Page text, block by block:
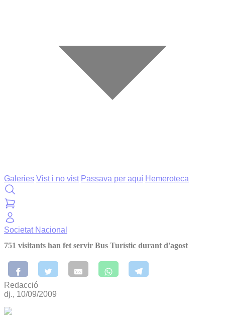
Galeries Vist i no vist Passava per aquí Hemeroteca
Societat Nacional
751 visitants han fet servir Bus Turístic durant d'agost
Redacció
dj., 10/09/2009